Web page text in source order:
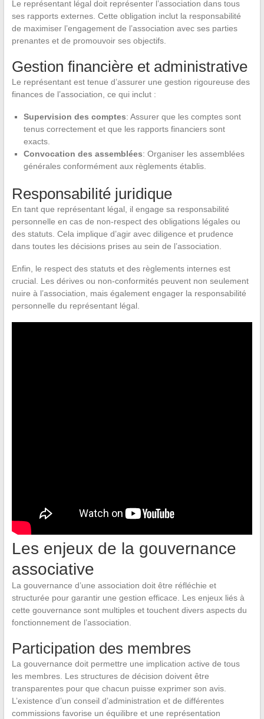
Le représentant légal doit représenter l’association dans tous
ses rapports externes. Cette obligation inclut la responsabilité
de maximiser l’engagement de l’association avec ses parties
prenantes et de promouvoir ses objectifs.
Gestion financière et administrative
Le représentant est tenue d’assurer une gestion rigoureuse des
finances de l’association, ce qui inclut :
Supervision des comptes: Assurer que les comptes sont
tenus correctement et que les rapports financiers sont
exacts.
Convocation des assemblées: Organiser les assemblées
générales conformément aux règlements établis.
Responsabilité juridique
En tant que représentant légal, il engage sa responsabilité
personnelle en cas de non-respect des obligations légales ou
des statuts. Cela implique d’agir avec diligence et prudence
dans toutes les décisions prises au sein de l’association.
Enfin, le respect des statuts et des règlements internes est
crucial. Les dérives ou non-conformités peuvent non seulement
nuire à l’association, mais également engager la responsabilité
personnelle du représentant légal.
Les enjeux de la gouvernance
associative
La gouvernance d’une association doit être réfléchie et
structurée pour garantir une gestion efficace. Les enjeux liés à
cette gouvernance sont multiples et touchent divers aspects du
fonctionnement de l’association.
Participation des membres
La gouvernance doit permettre une implication active de tous
les membres. Les structures de décision doivent être
transparentes pour que chacun puisse exprimer son avis.
L’existence d’un conseil d’administration et de différentes
commissions favorise un équilibre et une représentation